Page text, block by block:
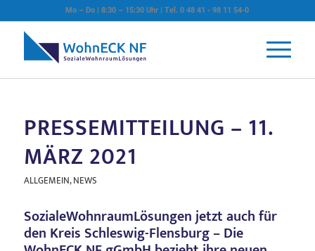
Mo – Do | 8:30 – 15:30 Uhr | Tel. 0 48 41 - 98 11 54-0
PRESSEMITTEILUNG – 11.
MÄRZ 2021
ALLGEMEIN,NEWS
SozialeWohnraumLösungen jetzt auch für
den Kreis Schleswig-Flensburg – Die